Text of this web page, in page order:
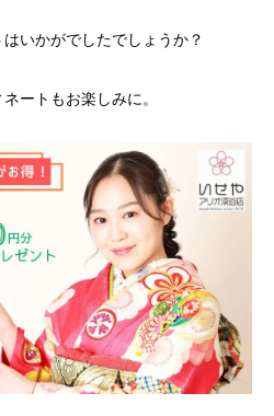
いかがでしたでしょうか？
ートもお楽しみに。